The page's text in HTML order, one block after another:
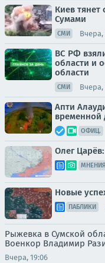
Киев тянет
Сумами
СМИ Вчера,
ВС РФ
области и
области
СМИ Вчера,
Апти
временной
ОФИЦ.
Олег
МНЕНИЯ
Новые
ПАБЛИКИ
Рыжевка в Сумской
Военкор Владимир
Вчера, 19:06